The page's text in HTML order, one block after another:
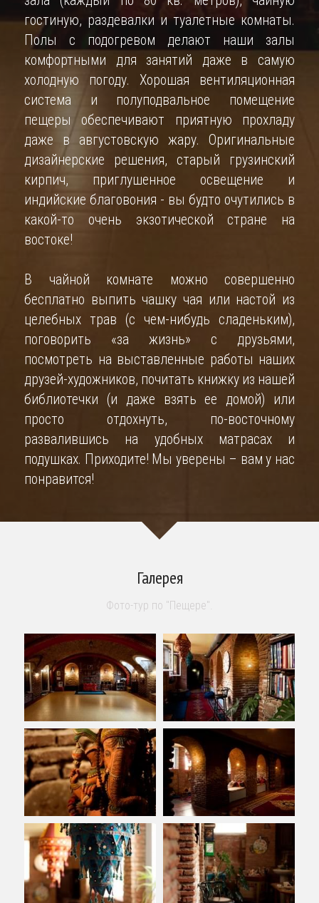
гостиную, раздевалки и туалетные комнаты.
Полы с подогревом делают наши залы
комфортными для занятий даже в самую
холодную погоду. Хорошая вентиляционная
система и полуподвальное помещение
пещеры обеспечивают приятную прохладу
даже в августовскую жару. Оригинальные
дизайнерские решения, старый грузинский
кирпич, приглушенное освещение и
индийские благовония - вы будто очутились в
какой-то очень экзотической стране на
востоке!
В чайной комнате можно совершенно
бесплатно выпить чашку чая или настой из
целебных трав (с чем-нибудь сладеньким),
поговорить «за жизнь» с друзьями,
посмотреть на выставленные работы наших
друзей-художников, почитать книжку из нашей
библиотечки (и даже взять ее домой) или
просто отдохнуть, по-восточному
развалившись на удобных матрасах и
подушках. Приходите! Мы уверены – вам у нас
понравится!
Галерея
Фото-тур по "Пещере".